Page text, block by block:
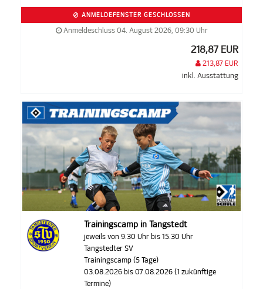
ANMELDEFENSTER GESCHLOSSEN
Anmeldeschluss 04. August 2026, 09:30 Uhr
218,87 EUR
213,87 EUR
inkl. Ausstattung
Trainingscamp in Tangstedt
jeweils von 9.30 Uhr bis 15.30 Uhr
Tangstedter SV
Trainingscamp (5 Tage)
03.08.2026 bis 07.08.2026 (1 zukünftige
Termine)